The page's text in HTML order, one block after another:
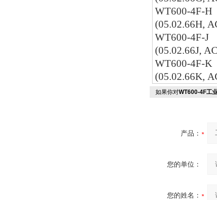
WT600-4F-H
(05.02.66H,
WT600-4F-J
(05.02.66J,
WT600-4F-K
(05.02.66K,
如果你对WT600-4F工
产品：
您的单位：
您的姓名：